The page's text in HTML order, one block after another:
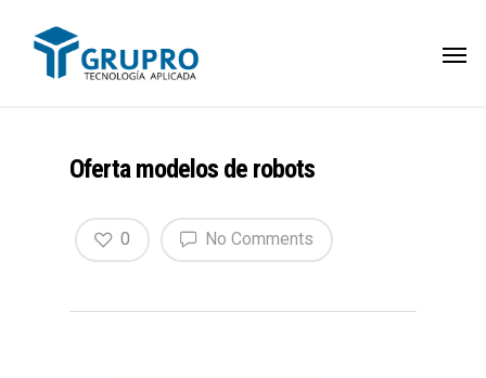
Oferta modelos de robots
No Comments
0